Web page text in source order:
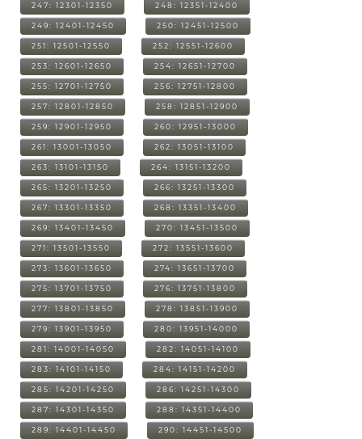
247: 12301-12350 248: 12351-12400
249: 12401-12450 250: 12451-12500
251: 12501-12550 252: 12551-12600
253: 12601-12650 254: 12651-12700
255: 12701-12750 256: 12751-12800
257: 12801-12850 258: 12851-12900
259: 12901-12950 260: 12951-13000
261: 13001-13050 262: 13051-13100
263: 13101-13150 264: 13151-13200
265: 13201-13250 266: 13251-13300
267: 13301-13350 268: 13351-13400
269: 13401-13450 270: 13451-13500
271: 13501-13550 272: 13551-13600
273: 13601-13650 274: 13651-13700
275: 13701-13750 276: 13751-13800
277: 13801-13850 278: 13851-13900
279: 13901-13950 280: 13951-14000
281: 14001-14050 282: 14051-14100
283: 14101-14150 284: 14151-14200
285: 14201-14250 286: 14251-14300
287: 14301-14350 288: 14351-14400
289: 14401-14450 290: 14451-14500